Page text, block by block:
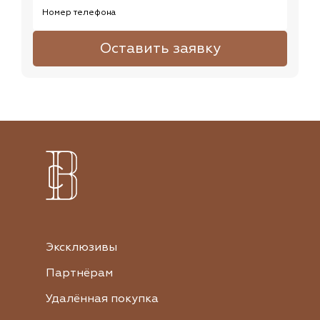
Номер телефона
Оставить заявку
Эксклюзивы
Партнёрам
Удалённая покупка